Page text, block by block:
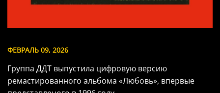
ФЕВРАЛЬ 09, 2026
Группа ДДТ выпустила цифровую версию
ремастированного альбома «Любовь», впервые